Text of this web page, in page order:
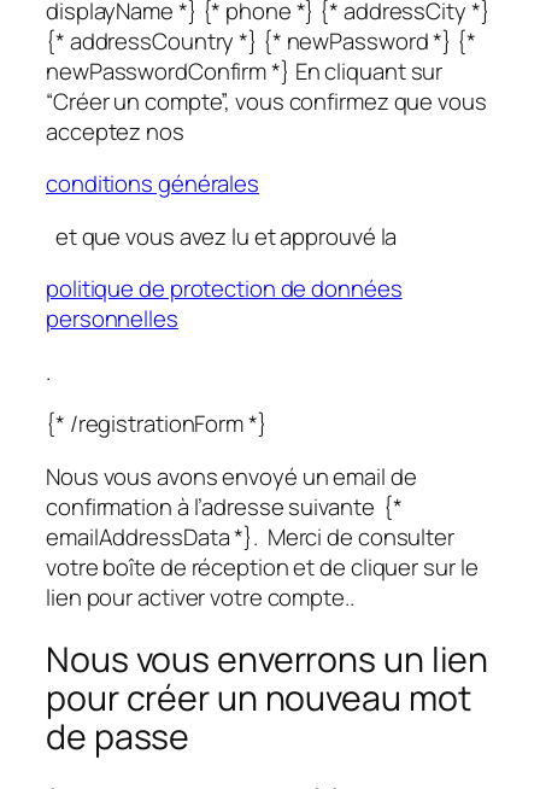
displayName *} {* phone *} {* addressCity *}
{* addressCountry *} {* newPassword *} {*
newPasswordConfirm *} En cliquant sur
“Créer un compte”, vous confirmez que vous
acceptez nos
conditions générales
et que vous avez lu et approuvé la
politique de protection de données
personnelles
.
{* /registrationForm *}
Nous vous avons envoyé un email de
confirmation à l’adresse suivante {*
emailAddressData *}. Merci de consulter
votre boîte de réception et de cliquer sur le
lien pour activer votre compte..
Nous vous enverrons un lien
pour créer un nouveau mot
de passe